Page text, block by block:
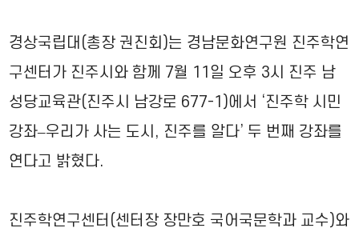
경상국립대(총장 권진회)는 경남문화연구원 진주학연
구센터가 진주시와 함께 7월 11일 오후 3시 진주 남
성당교육관(진주시 남강로 677-1)에서 ‘진주학 시민
강좌–우리가 사는 도시, 진주를 알다’ 두 번째 강좌를
연다고 밝혔다.
진주학연구센터(센터장 장만호 국어국문학과 교수)와